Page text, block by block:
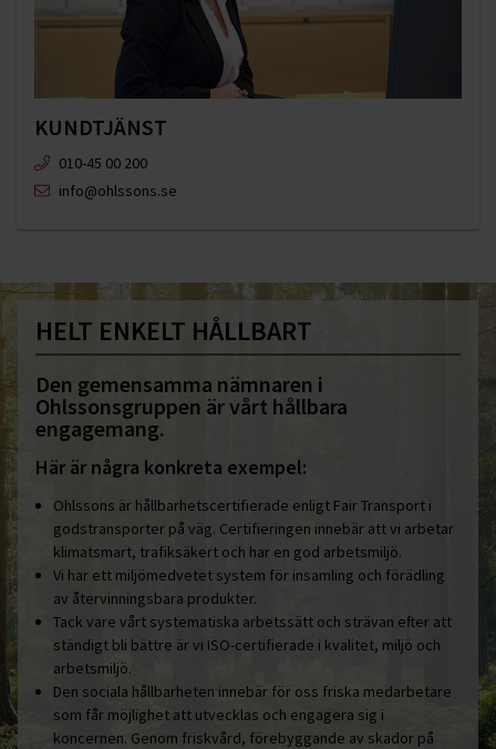
KUNDTJÄNST
010-45 00 200​
info@ohlssons.se
HELT ENKELT HÅLLBART
Den gemensamma nämnaren i
Ohlssonsgruppen är vårt hållbara
engagemang.
Här är några konkreta exempel:
Ohlssons är hållbarhetscertifierade enligt Fair Transport i
godstransporter på väg. Certifieringen innebär att vi arbetar
klimatsmart, trafiksäkert och har en god arbetsmiljö.
Vi har ett miljömedvetet system för insamling och förädling
av återvinningsbara produkter.
Tack vare vårt systematiska arbetssätt och strävan efter att
ständigt bli bättre är vi ISO-certifierade i kvalitet, miljö och
arbetsmiljö.
Den sociala hållbarheten innebär för oss friska medarbetare
som får möjlighet att utvecklas och engagera sig i
koncernen. Genom friskvård, förebyggande av skador på